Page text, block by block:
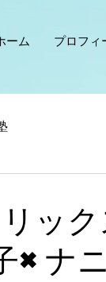
ーム プロフィ
ッ
×ナ